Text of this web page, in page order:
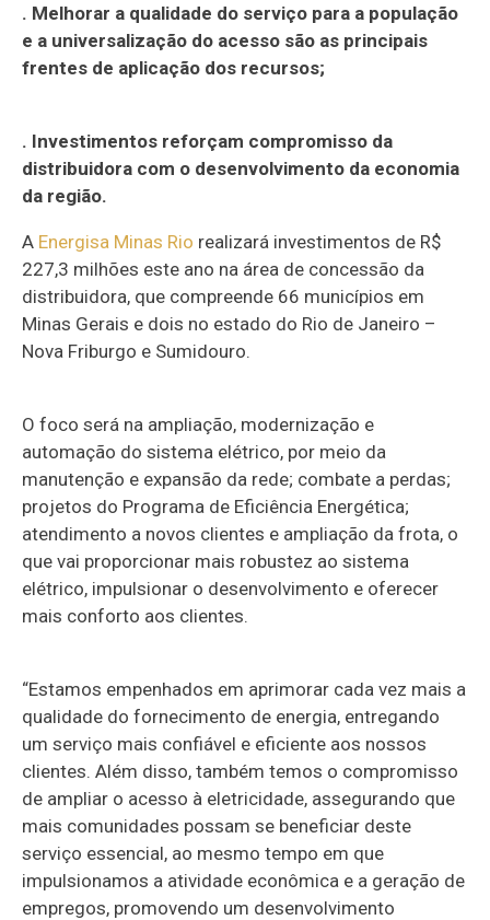
. Melhorar a qualidade do serviço para a população
e a universalização do acesso são as principais
frentes de aplicação dos recursos;
. Investimentos reforçam compromisso da
distribuidora com o desenvolvimento da economia
da região.
A Energisa Minas Rio realizará investimentos de R$
227,3 milhões este ano na área de concessão da
distribuidora, que compreende 66 municípios em
Minas Gerais e dois no estado do Rio de Janeiro –
Nova Friburgo e Sumidouro.
O foco será na ampliação, modernização e
automação do sistema elétrico, por meio da
manutenção e expansão da rede; combate a perdas;
projetos do Programa de Eficiência Energética;
atendimento a novos clientes e ampliação da frota, o
que vai proporcionar mais robustez ao sistema
elétrico, impulsionar o desenvolvimento e oferecer
mais conforto aos clientes.
“Estamos empenhados em aprimorar cada vez mais a
qualidade do fornecimento de energia, entregando
um serviço mais confiável e eficiente aos nossos
clientes. Além disso, também temos o compromisso
de ampliar o acesso à eletricidade, assegurando que
mais comunidades possam se beneficiar deste
serviço essencial, ao mesmo tempo em que
impulsionamos a atividade econômica e a geração de
empregos, promovendo um desenvolvimento